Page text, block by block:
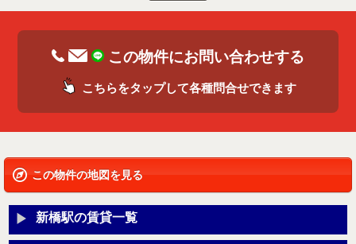
この物件にお問い合わせする
こちらをタップして各種問合せできます
この物件の地図を見る
新橋駅の賃貸一覧